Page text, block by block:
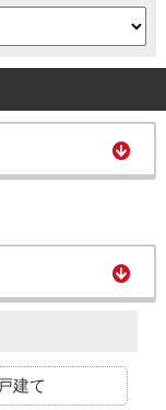
建て